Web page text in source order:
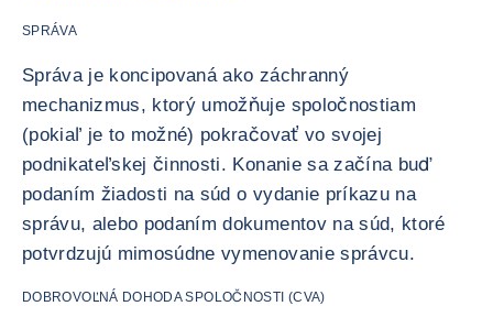
SPRÁVA
Správa je koncipovaná ako záchranný
mechanizmus, ktorý umožňuje spoločnostiam
(pokiaľ je to možné) pokračovať vo svojej
podnikateľskej činnosti. Konanie sa začína buď
podaním žiadosti na súd o vydanie príkazu na
správu, alebo podaním dokumentov na súd, ktoré
potvrdzujú mimosúdne vymenovanie správcu.
DOBROVOĽNÁ DOHODA SPOLOČNOSTI (CVA)